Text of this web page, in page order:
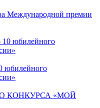
Международной премии
юбилейного